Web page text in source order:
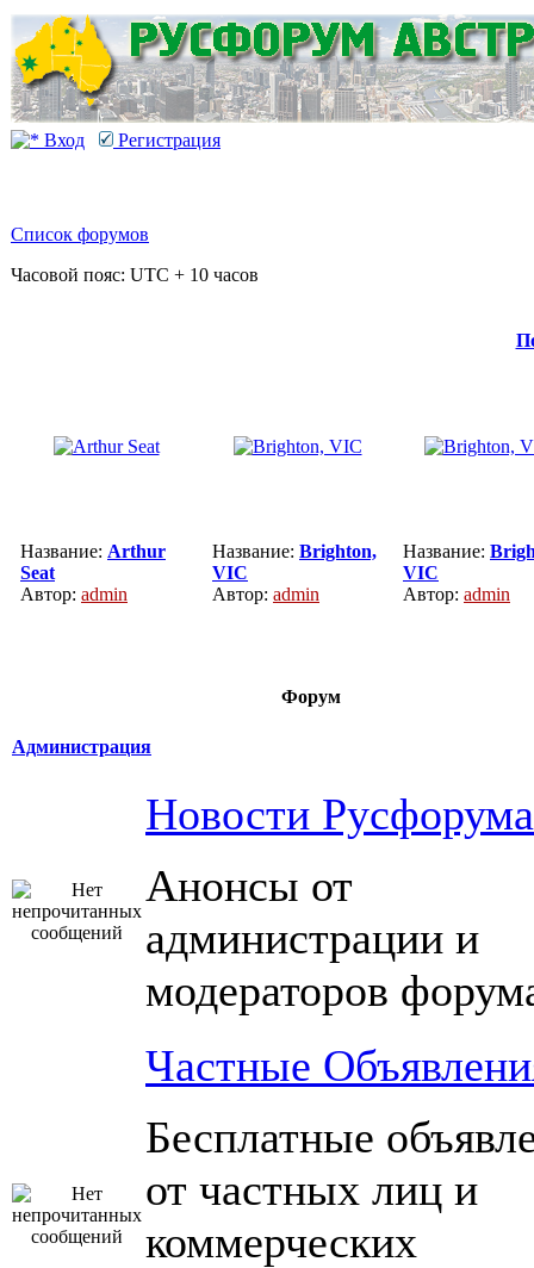
Вход Регистрация
Список форумов
Часовой пояс: UTC + 10 часов
Название: Arthur
Seat
Автор: admin
Название: Brighton,
VIC
Автор: admin
Название:
VIC
Автор: admin
Форум
Администрация
Новости Русфорума
Анонсы от
администрации и
модераторов
Частные
Бесплатные
от частных лиц и
коммерческих